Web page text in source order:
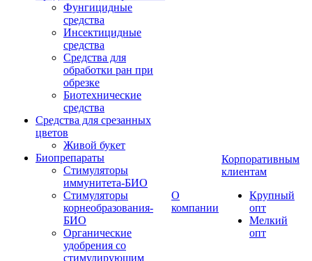
Фунгицидные
средства
Инсектицидные
средства
Средства для
обработки ран при
обрезке
Биотехнические
средства
Средства для срезанных
цветов
Живой букет
Биопрепараты
Стимуляторы
иммунитета-БИО
Стимуляторы
корнеобразования-
БИО
Органические
удобрения со
стимулирующим
О
компании
Корпоративным
клиентам
Крупный
опт
Мелкий
опт